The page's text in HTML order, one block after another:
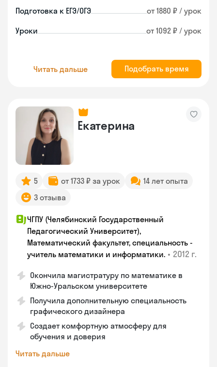
Подготовка к ЕГЭ/ОГЭ от 1880 ₽ / урок
Уроки от 1092 ₽ / урок
Читать дальше Подобрать время
Екатерина
5 от 1733 ₽ за урок
14 лет опыта
3 отзыва
ЧГПУ (Челябинский Государственный
Педагогический Университет),
Математический факультет, специальность -
учитель математики и информатики. • 2012 г.
Окончила магистратуру по математике в
Южно-Уральском университете
Получила дополнительную специальность
графического дизайнера
Создает комфортную атмосферу для
обучения и доверия
Читать дальше